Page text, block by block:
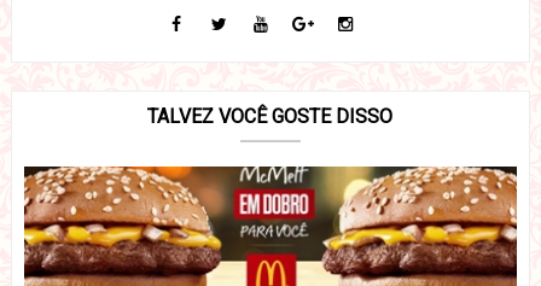
TALVEZ VOCÊ GOSTE DISSO